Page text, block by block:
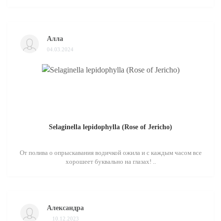
Алла
04.03.2024
Selaginella lepidophylla (Rose of Jericho)
От полива о опрыскавания водичкой ожила и с каждым часом все
хорошеет буквально на глазах! ..
Александра
10.12.2023